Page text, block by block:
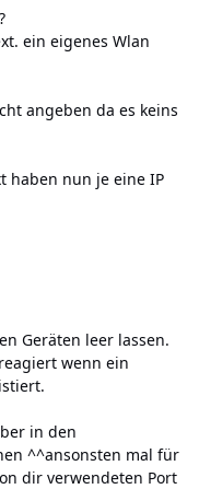
ein eigenes Wlan
angeben da es keins
haben nun je eine IP
Geräten leer lassen.
wenn ein
in den
^^ansonsten mal für
dir verwendeten Port